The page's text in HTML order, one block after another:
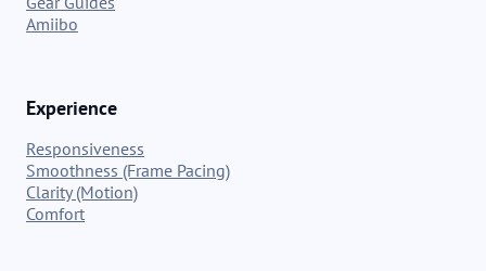
Amiibo
Experience
Responsiveness
Smoothness (Frame Pacing)
Clarity (Motion)
Comfort